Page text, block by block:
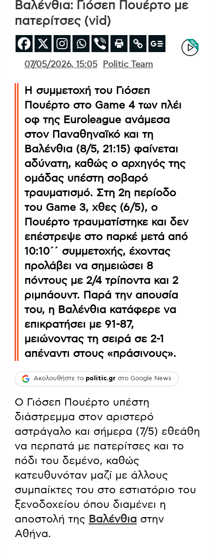
Βαλένθια: Γιόσεπ Πουέρτο με
πατερίτσες (vid)
07/05/2026, 15:05 Politic Team
Η συμμετοχή του Γιόσεπ
Πουέρτο στο Game 4 των πλέι
οφ της Euroleague ανάμεσα
στον Παναθηναϊκό και τη
Βαλένθια (8/5, 21:15) φαίνεται
αδύνατη, καθώς ο αρχηγός της
ομάδας υπέστη σοβαρό
τραυματισμό. Στη 2η περίοδο
του Game 3, χθες (6/5), ο
Πουέρτο τραυματίστηκε και δεν
επέστρεψε στο παρκέ μετά από
10:10΄΄ συμμετοχής, έχοντας
προλάβει να σημειώσει 8
πόντους με 2/4 τρίποντα και 2
ριμπάουντ. Παρά την απουσία
του, η Βαλένθια κατάφερε να
επικρατήσει με 91-87,
μειώνοντας τη σειρά σε 2-1
απέναντι στους «πράσινους».
Ακολουθήστε το politic.gr στο Google News
Ο Γιόσεπ Πουέρτο υπέστη
διάστρεμμα στον αριστερό
αστράγαλο και σήμερα (7/5) εθεάθη
να περπατά με πατερίτσες και το
πόδι του δεμένο, καθώς
κατευθυνόταν μαζί με άλλους
συμπαίκτες του στο εστιατόριο του
ξενοδοχείου όπου διαμένει η
αποστολή της Βαλένθια στην
Αθήνα.